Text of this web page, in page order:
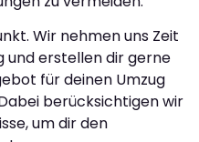
Wir nehmen uns Zeit
und erstellen dir gerne
für deinen Umzug
berücksichtigen wir
um dir den